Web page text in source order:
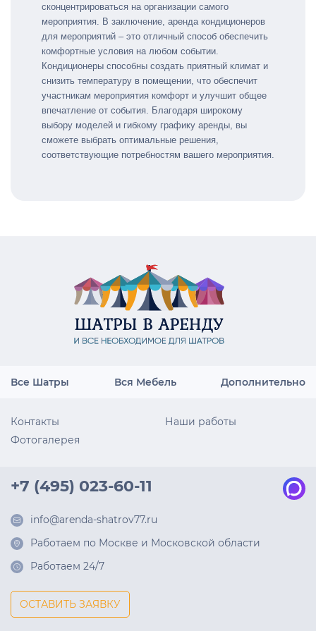
сконцентрироваться на организации самого
мероприятия. В заключение, аренда кондиционеров
для мероприятий – это отличный способ обеспечить
комфортные условия на любом событии.
Кондиционеры способны создать приятный климат и
снизить температуру в помещении, что обеспечит
участникам мероприятия комфорт и улучшит общее
впечатление от события. Благодаря широкому
выбору моделей и гибкому графику аренды, вы
сможете выбрать оптимальные решения,
соответствующие потребностям вашего мероприятия.
Все Шатры Вся Мебель Дополнительно
Контакты
Наши работы
Фотогалерея
+7 (495) 023-60-11
info@arenda-shatrov77.ru
Работаем по Москве и Московской области
Работаем 24/7
ОСТАВИТЬ ЗАЯВКУ